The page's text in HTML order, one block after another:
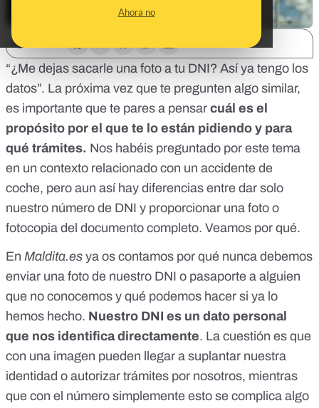
Ahora no
“¿Me dejas sacarle una foto a tu DNI? Así ya tengo los
datos”. La próxima vez que te pregunten algo similar,
es importante que te pares a pensar cuál es el
propósito por el que te lo están pidiendo y para
qué trámites. Nos habéis preguntado por este tema
en un contexto relacionado con un accidente de
coche, pero aun así hay diferencias entre dar solo
nuestro número de DNI y proporcionar una foto o
fotocopia del documento completo. Veamos por qué.
En Maldita.es ya os contamos por qué nunca debemos
enviar una foto de nuestro DNI o pasaporte a alguien
que no conocemos y qué podemos hacer si ya lo
hemos hecho. Nuestro DNI es un dato personal
que nos identifica directamente. La cuestión es que
con una imagen pueden llegar a suplantar nuestra
identidad o autorizar trámites por nosotros, mientras
que con el número simplemente esto se complica algo